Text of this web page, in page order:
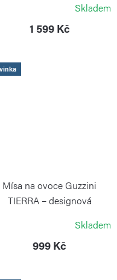
Skladem
1 599 Kč
Mísa na ovoce Guzzini
TIERRA – designová
Skladem
999 Kč